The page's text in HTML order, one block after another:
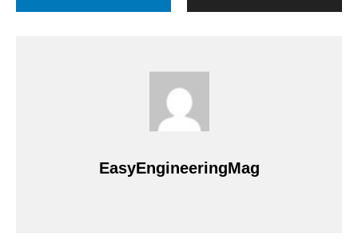
EasyEngineeringMag